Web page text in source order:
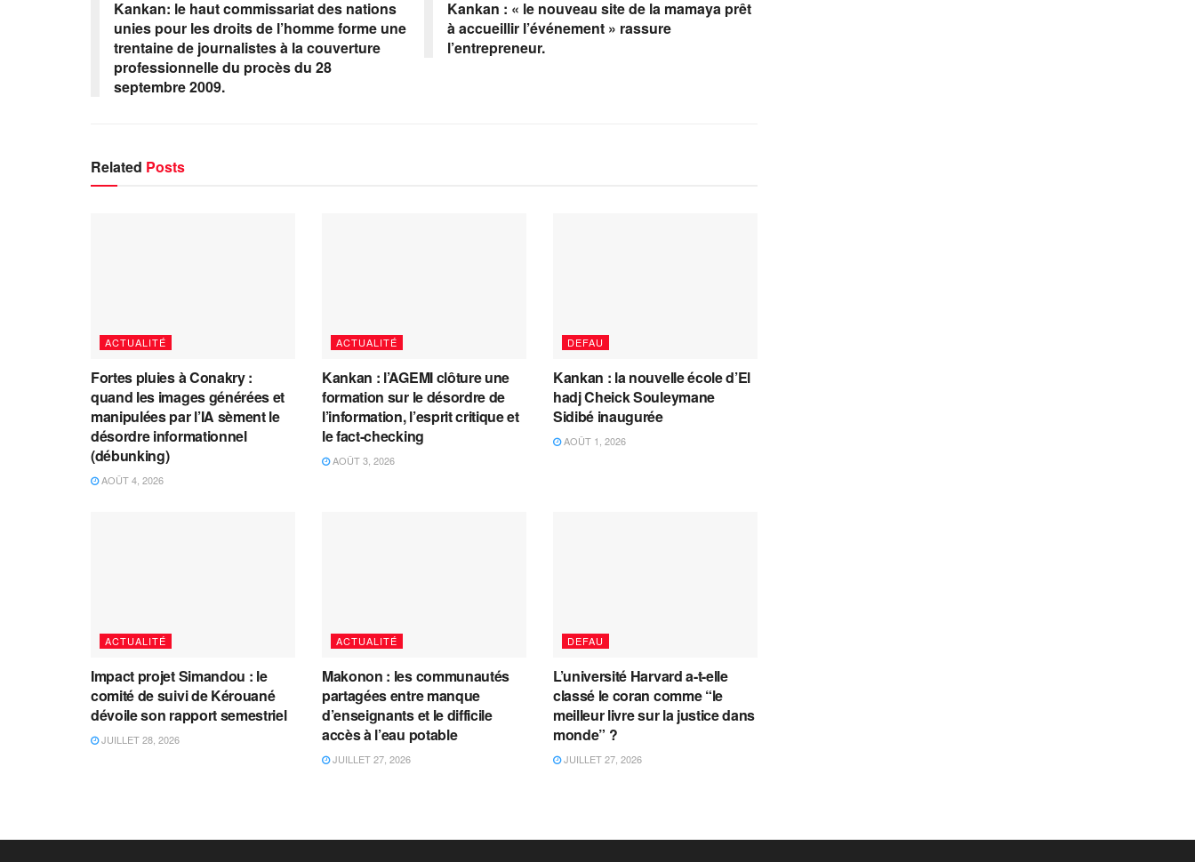
Kankan: le haut commissariat des nations
unies pour les droits de l’homme forme une
trentaine de journalistes à la couverture
professionnelle du procès du 28
septembre 2009.
Kankan : « le nouveau site de la mamaya prêt
à accueillir l’événement » rassure
l’entrepreneur.
Related Posts
ACTUALITÉ
Fortes pluies à Conakry :
quand les images générées et
manipulées par l’IA sèment le
désordre informationnel
(débunking)
AOÛT 4, 2026
ACTUALITÉ
Kankan : l’AGEMI clôture une
formation sur le désordre de
l’information, l’esprit critique et
le fact-checking
AOÛT 3, 2026
DEFAU
Kankan : la nouvelle école d’El
hadj Cheick Souleymane
Sidibé inaugurée
AOÛT 1, 2026
ACTUALITÉ
Impact projet Simandou : le
comité de suivi de Kérouané
dévoile son rapport semestriel
JUILLET 28, 2026
ACTUALITÉ
Makonon : les communautés
partagées entre manque
d’enseignants et le difficile
accès à l’eau potable
JUILLET 27, 2026
DEFAU
L’université Harvard a-t-elle
classé le coran comme “le
meilleur livre sur la justice dans
monde” ?
JUILLET 27, 2026